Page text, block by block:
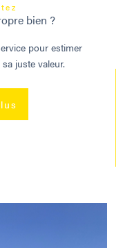
bien ?
pour estimer
juste valeur.